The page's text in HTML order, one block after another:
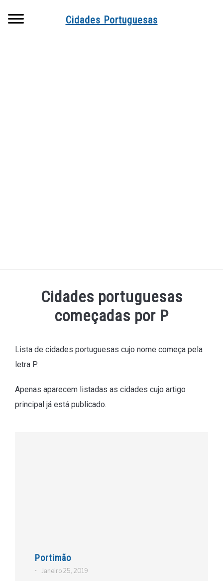
Cidades Portuguesas
Cidades portuguesas
começadas por P
Lista de cidades portuguesas cujo nome começa pela
letra P.
Apenas aparecem listadas as cidades cujo artigo
principal já está publicado.
Portimão
• Janeiro 25, 2019